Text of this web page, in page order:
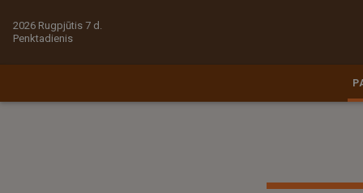
2026 Rugpjūtis 7 d.
Penktadienis